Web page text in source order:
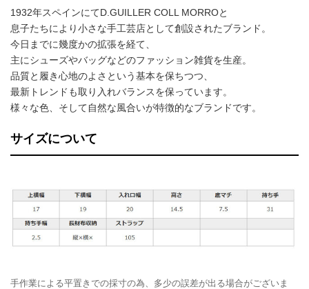
1932年スペインにてD.GUILLER COLL MORROと
息子たちにより小さな手工芸店として創設されたブランド。
今日までに幾度かの拡張を経て、
主にシューズやバッグなどのファッション雑貨を生産。
品質と履き心地のよさという基本を保ちつつ、
最新トレンドも取り入れバランスを保っています。
様々な色、そして自然な風合いが特徴的なブランドです。
サイズについて
手作業による平置きでの採寸の為、多少の誤差が出る場合がございま